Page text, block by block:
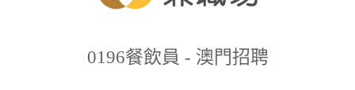
0196餐飲員 - 澳門招聘